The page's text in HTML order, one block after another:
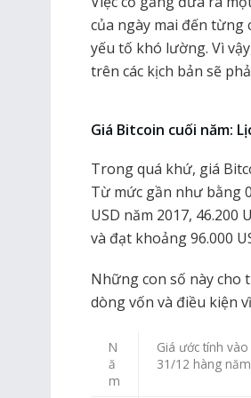
của ngày mai đến
yếu tố khó lường. Vì
trên các kịch bản sẽ
Giá Bitcoin cuối năm:
Trong quá khứ, giá
Từ mức gần như bằng
USD năm 2017, 46.200
và đạt khoảng 96.000
Những con số này cho
dòng vốn và điều kiện
N
ă
m
Giá ước tính
31/12 hàng năm